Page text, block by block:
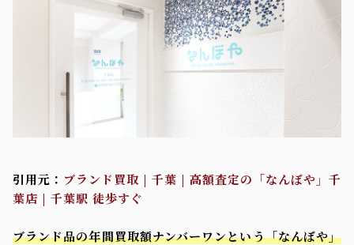
引用元： ブランド買取 | 千葉 | 高額査定の「なんぼや」千
葉店 | 千葉駅 徒歩すぐ
ブランド品の年間買取額ナンバーワンという「なんぼや」